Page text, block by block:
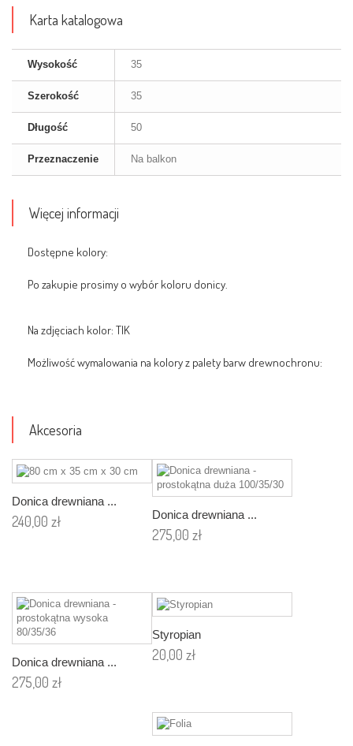
Karta katalogowa
Wysokość 35
Szerokość 35
Długość 50
Przeznaczenie Na balkon
Więcej informacji
Dostępne kolory:
Po zakupie prosimy o wybór koloru donicy.
Na zdjęciach kolor: TIK
Możliwość wymalowania na kolory z palety barw drewnochronu:
Akcesoria
Donica drewniana ...
240,00 zł Donica drewniana ...
275,00 zł
Donica drewniana ...
275,00 zł
Styropian
20,00 zł